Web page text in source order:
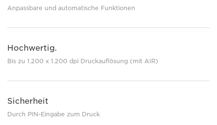
Anpassbare und automatische Funktionen
Hochwertig.
Bis zu 1.200 x 1.200 dpi Druckauflösung (mit AIR)
Sicherheit
Durch PIN-Eingabe zum Druck